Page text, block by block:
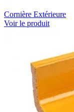
Cornière Extérieure
Voir le produit